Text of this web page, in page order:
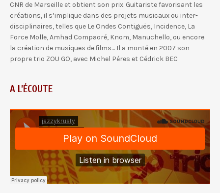
CNR de Marseille et obtient son prix. Guitariste favorisant les
créations, il s’implique dans des projets musicaux ou inter-
disciplinaires, telles que Le Ondes Contiguës, Incidence, La
Force Molle, Amhad Compaoré, Knom, Manuchello, ou encore
la création de musiques de ﬁlms… Il a monté en 2007 son
propre trio ZOU GO, avec Michel Péres et Cédrick BEC
A L’ÉCOUTE